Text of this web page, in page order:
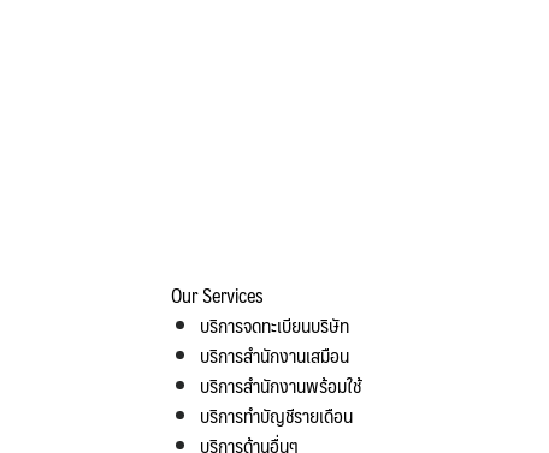
Our Services
บริการจดทะเบียนบริษัท
บริการสำนักงานเสมือน
บริการสำนักงานพร้อมใช้
บริการทำบัญชีรายเดือน
บริการด้านอื่นๆ